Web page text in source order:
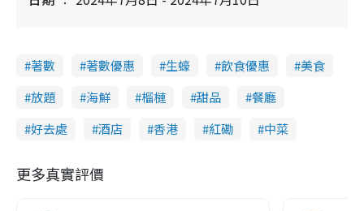
著數 著數優惠 生蠔 飲食優惠
美食
放題
海鮮 榴槤 甜品
餐廳
好去處
酒店 香港 紅磡 中菜
更多真實評價